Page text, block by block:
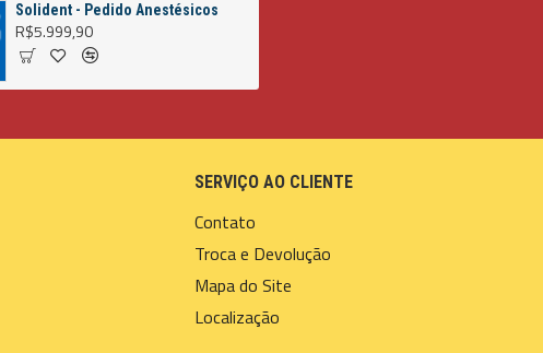
Solident - Pedido Anestésicos
R$5.999,90
SERVIÇO AO CLIENTE
Contato
Troca e Devolução
Mapa do Site
Localização